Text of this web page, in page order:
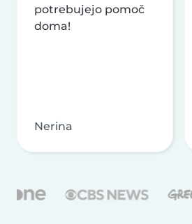
potrebujejo pomoč
doma!
Nerina